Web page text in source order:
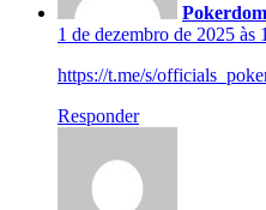
1 de dezembro de 2025 às
https://t.me/s/
Responder